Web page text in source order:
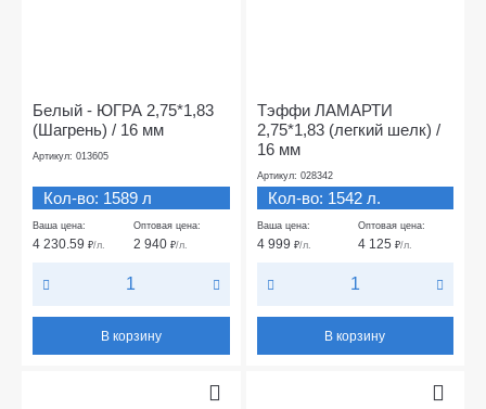
Белый - ЮГРА 2,75*1,83
(Шагрень) / 16 мм
Артикул: 013605
Кол-во: 1589 л
Ваша цена:
4 230.59 ₽/л.
Оптовая цена:
2 940₽/л.
В корзину
Тэффи ЛАМАРТИ
2,75*1,83 (легкий шелк) /
16 мм
Артикул: 028342
Кол-во: 1542 л.
Ваша цена:
4 999 ₽/л.
Оптовая цена:
4 125 ₽/л.
В корзину